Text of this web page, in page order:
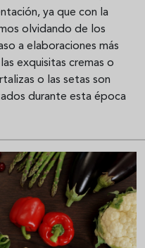
ya que con la
olvidando de los
a elaboraciones más
exquisitas cremas o
o las setas son
durante esta época